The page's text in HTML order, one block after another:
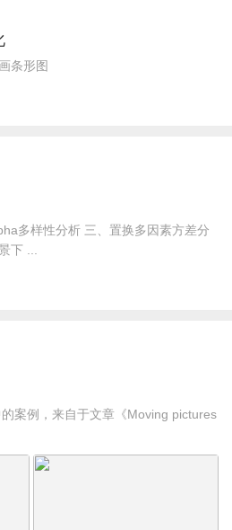
条形图
多样性分析 三、置换多因素方差分
下 ...
案例，来自于文章《Moving pictures